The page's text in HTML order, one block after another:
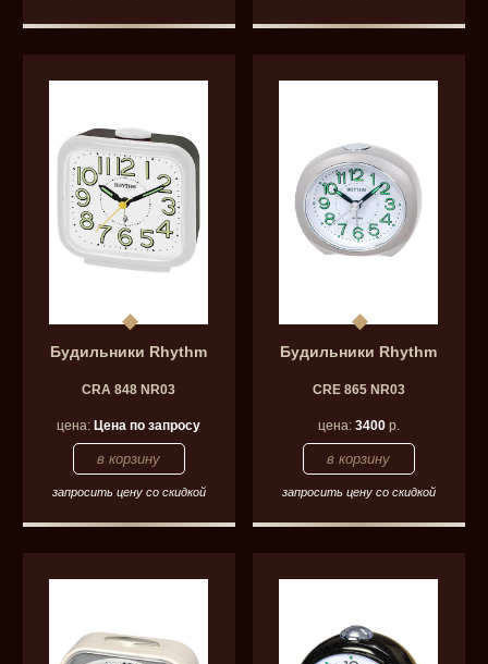
Будильники Rhythm
CRA 848 NR03
цена:Цена по запросу
запросить цену со скидкой
Будильники Rhythm
CRE 865 NR03
цена: 3400р.
запросить цену со скидкой